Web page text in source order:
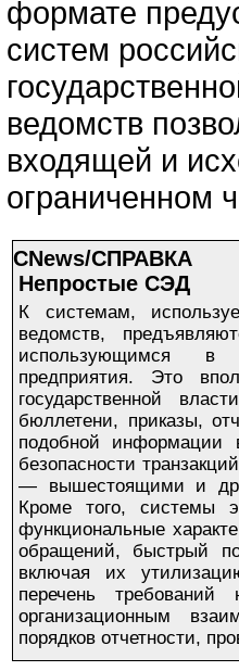
формате
систем
ведомств
входящей и
ограниченном
CNews/СПРАВКА
Непростые СЭД
К системам,
ведомств,
использующимся в
предприятия. Это
государственной
бюллетени, приказы,
подобной информации
безопасности
— вышестоящими и
Кроме того, системы
функциональные
обращений, быстрый
включая их
перечень
организационным
порядков отчетности,